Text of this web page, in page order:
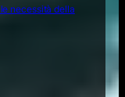
necessità della